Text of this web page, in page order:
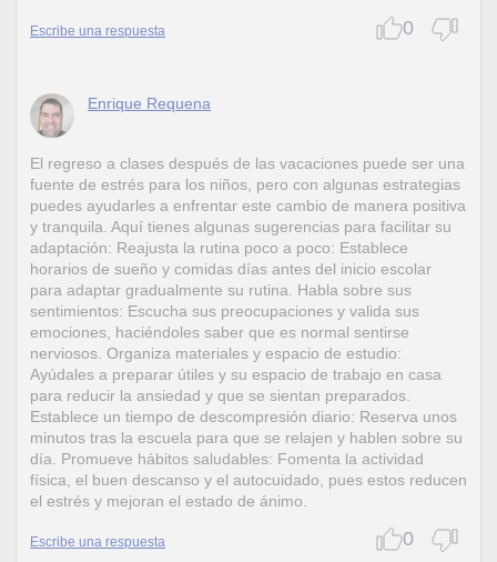
Escribe una respuesta 0
Enrique Requena
El regreso a clases después de las vacaciones puede ser una
fuente de estrés para los niños, pero con algunas estrategias
puedes ayudarles a enfrentar este cambio de manera positiva
y tranquila. Aquí tienes algunas sugerencias para facilitar su
adaptación: Reajusta la rutina poco a poco: Establece
horarios de sueño y comidas días antes del inicio escolar
para adaptar gradualmente su rutina. Habla sobre sus
sentimientos: Escucha sus preocupaciones y valida sus
emociones, haciéndoles saber que es normal sentirse
nerviosos. Organiza materiales y espacio de estudio:
Ayúdales a preparar útiles y su espacio de trabajo en casa
para reducir la ansiedad y que se sientan preparados.
Establece un tiempo de descompresión diario: Reserva unos
minutos tras la escuela para que se relajen y hablen sobre su
día. Promueve hábitos saludables: Fomenta la actividad
física, el buen descanso y el autocuidado, pues estos reducen
el estrés y mejoran el estado de ánimo.
Escribe una respuesta 0